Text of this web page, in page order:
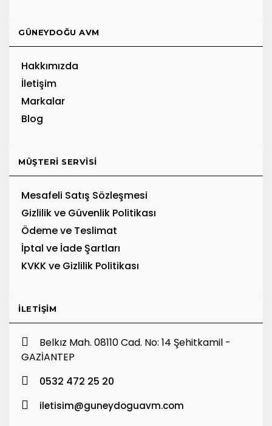
GÜNEYDOĞU AVM
Hakkımızda
İletişim
Markalar
Blog
MÜŞTERI SERVISI
Mesafeli Satış Sözleşmesi
Gizlilik ve Güvenlik Politikası
Ödeme ve Teslimat
İptal ve İade Şartları
KVKK ve Gizlilik Politikası
İLETIŞIM
Belkız Mah. 08110 Cad. No: 14 Şehitkamil -
GAZİANTEP
0532 472 25 20
iletisim@guneydoguavm.com